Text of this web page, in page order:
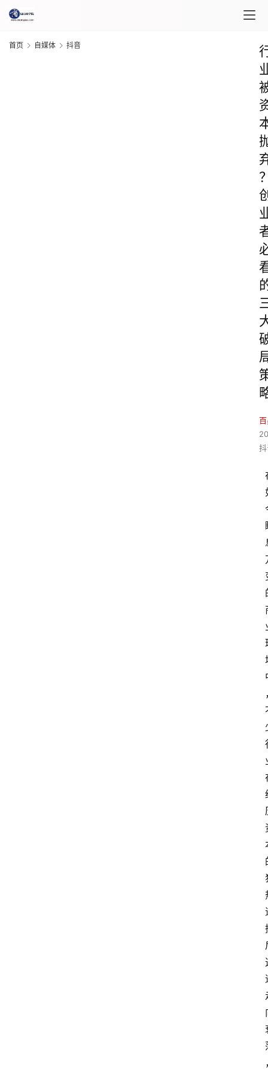
首页 自媒体 抖音